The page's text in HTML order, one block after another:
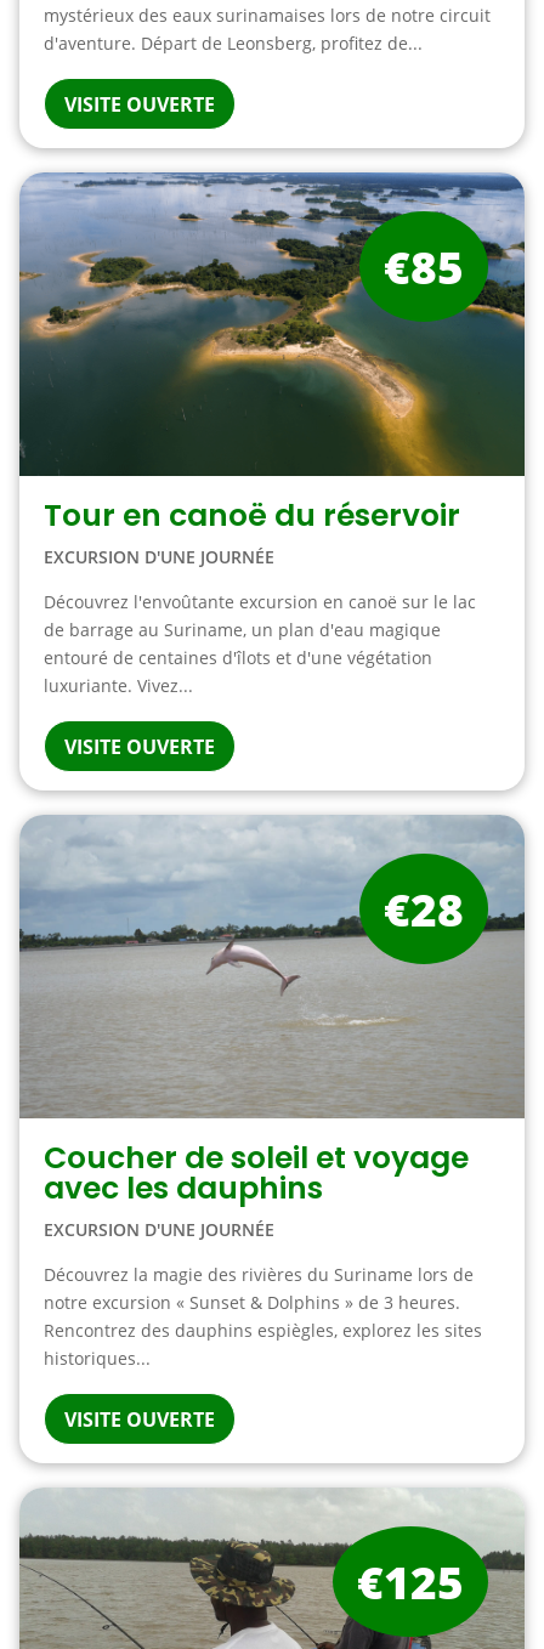
mystérieux des eaux surinamaises lors de notre circuit
d'aventure. Départ de Leonsberg, profitez de...
VISITE OUVERTE
Tour en canoë du réservoir
EXCURSION D'UNE JOURNÉE
Découvrez l'envoûtante excursion en canoë sur le lac
de barrage au Suriname, un plan d'eau magique
entouré de centaines d'îlots et d'une végétation
luxuriante. Vivez...
VISITE OUVERTE
€85
Coucher de soleil et voyage
avec les dauphins
EXCURSION D'UNE JOURNÉE
Découvrez la magie des rivières du Suriname lors de
notre excursion « Sunset & Dolphins » de 3 heures.
Rencontrez des dauphins espiègles, explorez les sites
historiques...
VISITE OUVERTE
€28
€125